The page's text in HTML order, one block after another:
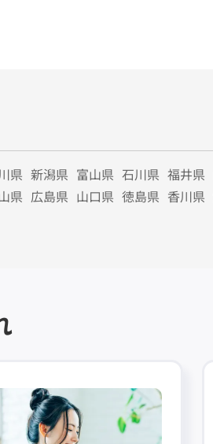
県 新潟県 富山県 石川県 福井県
県 広島県 山口県 徳島県 香川県